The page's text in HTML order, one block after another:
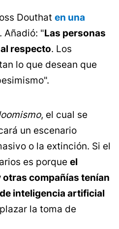
Douthat en una
Añadió: "Las personas
respecto. Los
lo que desean que
, el cual se
un escenario
o la extinción. Si el
es porque el
compañías tenían
inteligencia artificial
la toma de